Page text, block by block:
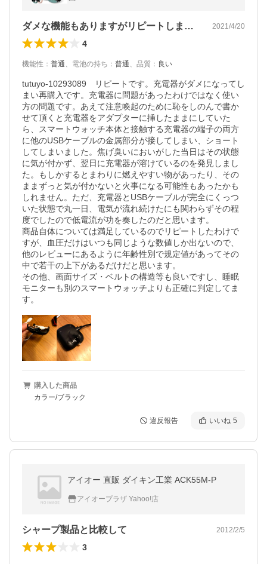
量計 睡眠検測 長い待機時間
ダメな機能もありますがリピートしました 2021/4/20
4
機能性 ： 普通、 電池の持ち ： 普通、 品質 ： 良い
tutuyo-10293089　リピートです。充電器がダメになってし
まい再購入です。充電器に問題があったわけではなく使い
方の問題です。あえて注意喚起のために恥をしのんで書か
せて頂くと充電器をアダプターに挿したままにしていた
ら、スマートウォッチ本体と接触する充電器の端子の両方
に他のUSBケーブルの金属部分が接してしまい、ショート
してしまいました。焦げ臭いにおいがした当日はその状態
に気が付かず、翌日に充電器が溶けているのを発見しまし
た。もしかするとまわりに燃えやすい物があったり、その
ままずっと気が付かないと火事になる可能性もあったかも
しれません。ただ、充電器とUSBケーブルが完全にくっつ
いた状態で丸一日、電気が流れ続けたにも関わらずその程
度でしたので低電流が功を奏したのだと思います。
商品自体については満足しているのでリピートしたわけで
すが、血圧だけはいつも同じような数値しか出ないので、
他のレビューにあるように年齢性別で規定値があってその
中で若干の上下があるだけだと思います。
その他、画面サイズ・ベルトの構造等も良いですし、睡眠
モニターも別のスマートウォッチよりも正確に判定してま
す。
購入した商品
カラー/ブラック
違反報告 いいね 5
アイオー 直販 ダイキン工業 ACK55M-P
アイオープラザ Yahoo!店
シャープ製品と比較して 2012/2/5
3